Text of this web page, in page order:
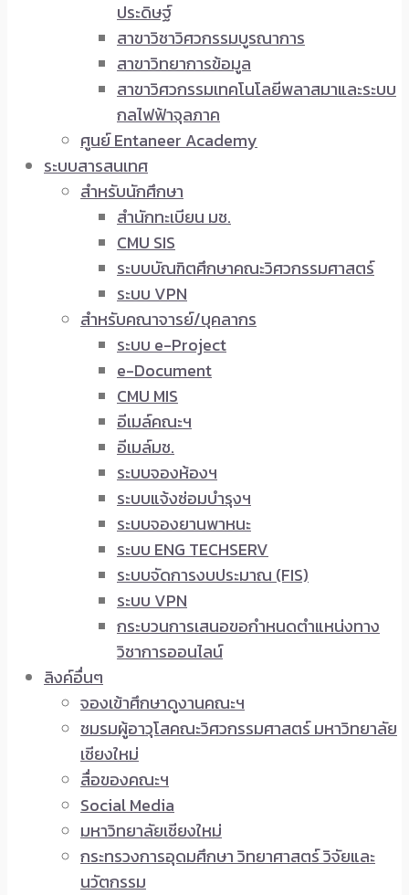
ประดิษฐ์
สาขาวิชาวิศวกรรมบูรณาการ
สาขาวิทยาการข้อมูล
สาขาวิศวกรรมเทคโนโลยีพลาสมาและระบบ
กลไฟฟ้าจุลภาค
ศูนย์ Entaneer Academy
ระบบสารสนเทศ
สำหรับนักศึกษา
สำนักทะเบียน มช.
CMU SIS
ระบบบัณฑิตศึกษาคณะวิศวกรรมศาสตร์
ระบบ VPN
สำหรับคณาจารย์/บุคลากร
ระบบ e-Project
e-Document
CMU MIS
อีเมล์คณะฯ
อีเมล์มช.
ระบบจองห้องฯ
ระบบแจ้งซ่อมบำรุงฯ
ระบบจองยานพาหนะ
ระบบ ENG TECHSERV
ระบบจัดการงบประมาณ (FIS)
ระบบ VPN
กระบวนการเสนอขอกำหนดตำแหน่งทาง
วิชาการออนไลน์
ลิงค์อื่นๆ
จองเข้าศึกษาดูงานคณะฯ
ชมรมผู้อาวุโสคณะวิศวกรรมศาสตร์ มหาวิทยาลัย
เชียงใหม่
สื่อของคณะฯ
Social Media
มหาวิทยาลัยเชียงใหม่
กระทรวงการอุดมศึกษา วิทยาศาสตร์ วิจัยและ
นวัตกรรม